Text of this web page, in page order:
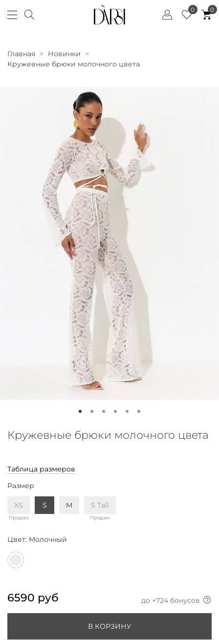
0 0
Главная
Новинки
Кружевные брюки молочного цвета
Кружевные брюки молочного цвета
Таблица размеров
Размер
XS
Продан
S M S Tall
Продан
Цвет: Молочный
6590 руб до +724 бонусов
В КОРЗИНУ